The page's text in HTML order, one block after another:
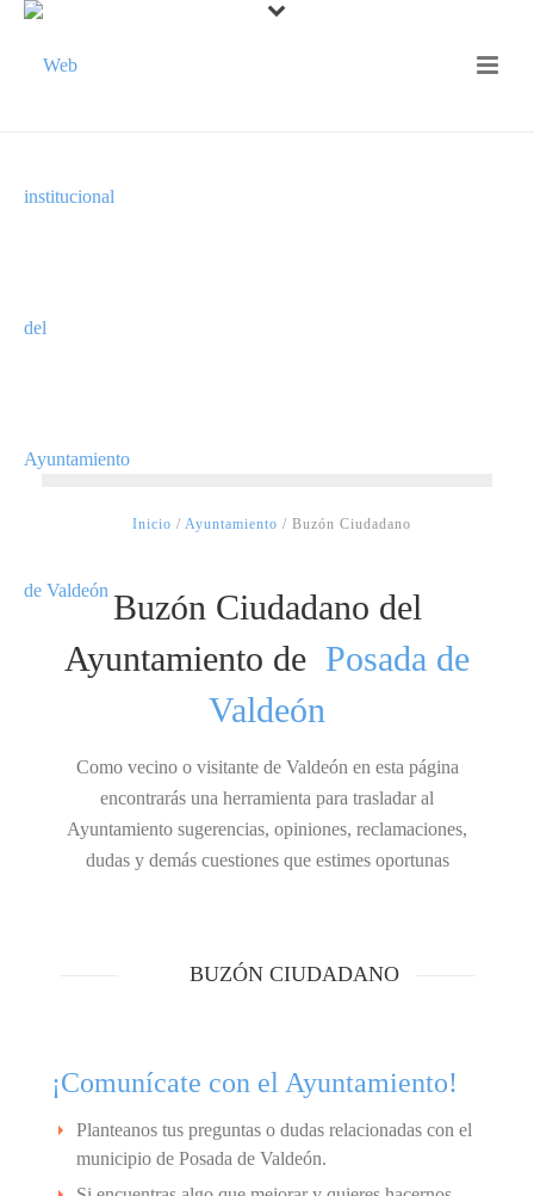
Inicio / Ayuntamiento / Buzón Ciudadano
Buzón Ciudadano del
Ayuntamiento de Posada de
Valdeón
Como vecino o visitante de Valdeón en esta página
encontrarás una herramienta para trasladar al
Ayuntamiento sugerencias, opiniones, reclamaciones,
dudas y demás cuestiones que estimes oportunas
BUZÓN CIUDADANO
¡Comunícate con el Ayuntamiento!
Planteanos tus preguntas o dudas relacionadas con el
municipio de Posada de Valdeón.